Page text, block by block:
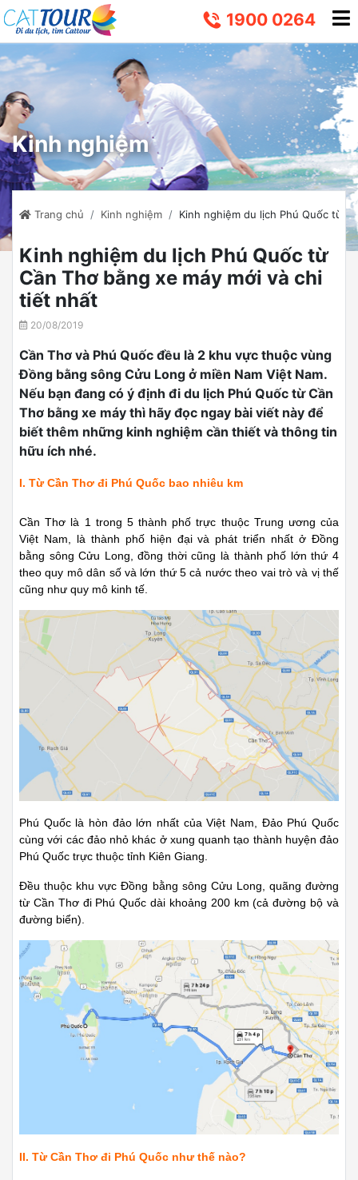
1900 0264
Kinh nghiệm
Trang chủ Kinh nghiệm Kinh nghiệm du lịch Phú Quốc từ
Kinh nghiệm du lịch Phú Quốc từ
Cần Thơ bằng xe máy mới và chi
tiết nhất
20/08/2019
Cần Thơ và Phú Quốc đều là 2 khu vực thuộc vùng
Đồng bằng sông Cửu Long ở miền Nam Việt Nam.
Nếu bạn đang có ý định đi du lịch Phú Quốc từ Cần
Thơ bằng xe máy thì hãy đọc ngay bài viết này để
biết thêm những kinh nghiệm cần thiết và thông tin
hữu ích nhé.
I. Từ Cần Thơ đi Phú Quốc bao nhiêu km
Cần Thơ là 1 trong 5 thành phố trực thuộc Trung ương của
Việt Nam, là thành phố hiện đại và phát triển nhất ở Đồng
bằng sông Cửu Long, đồng thời cũng là thành phố lớn thứ 4
theo quy mô dân số và lớn thứ 5 cả nước theo vai trò và vị thế
cũng như quy mô kinh tế.
Phú Quốc là hòn đảo lớn nhất của Việt Nam, Đảo Phú Quốc
cùng với các đảo nhỏ khác ở xung quanh tạo thành huyện đảo
Phú Quốc trực thuộc tỉnh Kiên Giang.
Đều thuộc khu vực Đồng bằng sông Cửu Long, quãng đường
từ Cần Thơ đi Phú Quốc dài khoảng 200 km (cả đường bộ và
đường biển).
II. Từ Cần Thơ đi Phú Quốc như thế nào?